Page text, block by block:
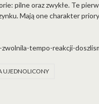
pilne oraz zwykłe. Te
Mają one charakter
tempo-reakcji-
UJEDNOLICONY